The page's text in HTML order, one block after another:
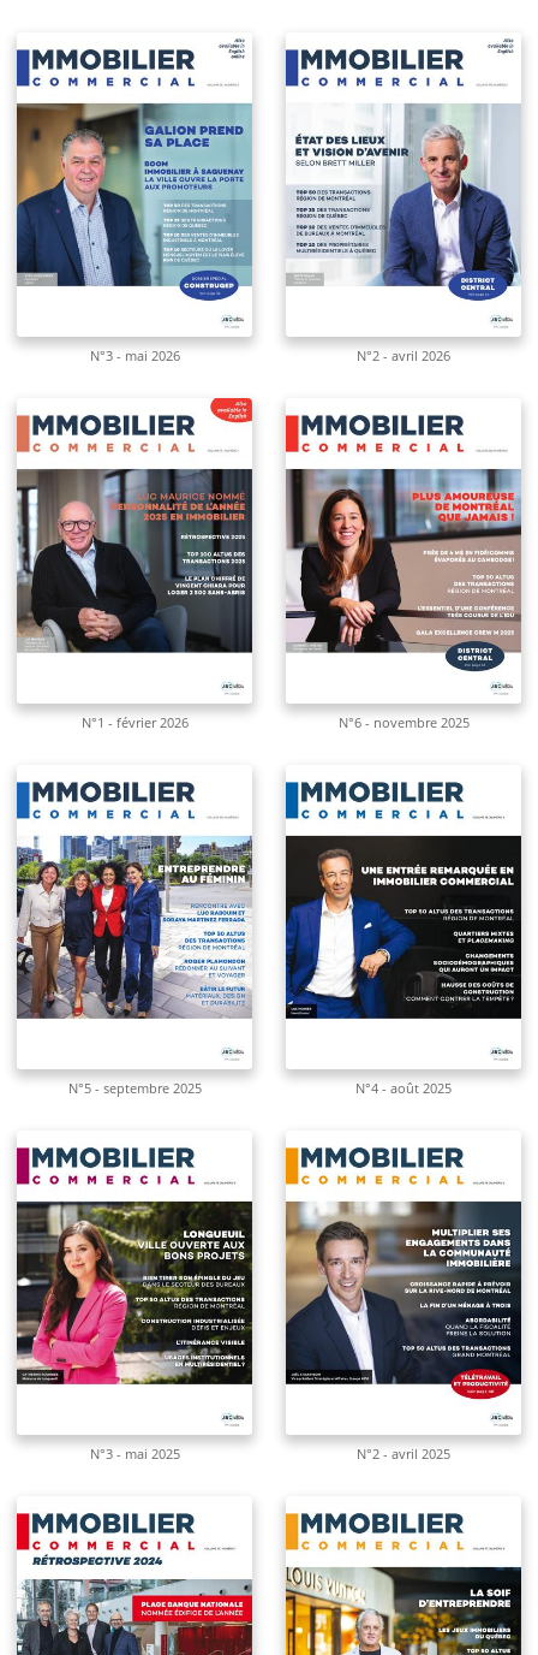
N°3 - mai 2026 N°2 - avril 2026
N°1 - février 2026 N°6 - novembre 2025
N°5 - septembre 2025 N°4 - août 2025
N°3 - mai 2025 N°2 - avril 2025